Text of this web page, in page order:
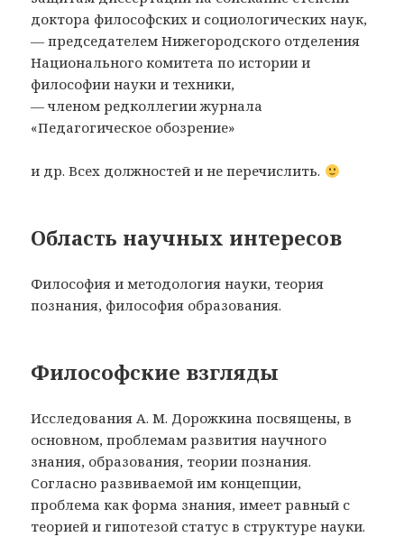
доктора философских и социологических наук,
— председателем Нижегородского отделения
Национального комитета по истории и
философии науки и техники,
— членом редколлегии журнала
«Педагогическое обозрение»
и др. Всех должностей и не перечислить.
Область научных интересов
Философия и методология науки, теория
познания, философия образования.
Философские взгляды
Исследования А. М. Дорожкина посвящены, в
основном, проблемам развития научного
знания, образования, теории познания.
Согласно развиваемой им концепции,
проблема как форма знания, имеет равный с
теорией и гипотезой статус в структуре науки.